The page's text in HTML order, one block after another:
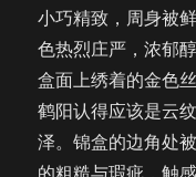
小巧精致，周身被
色热烈庄严，浓郁
盒面上绣着的金色
鹤阳认得应该是云
泽。锦盒的边角处